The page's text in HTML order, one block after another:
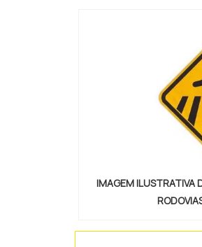
IMAGEM ILUSTRATIVA